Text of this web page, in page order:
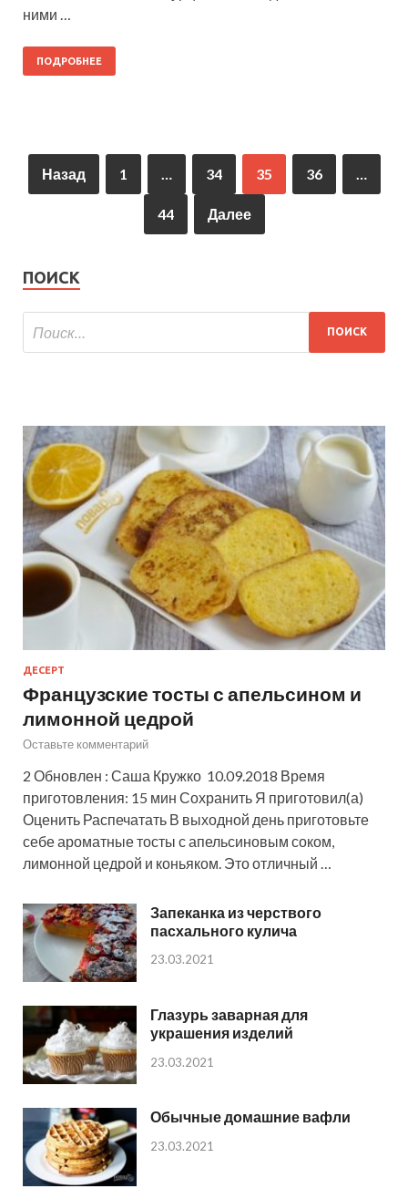
ними …
ПОДРОБНЕЕ
Назад 1 34 35 36
44 Далее
ПОИСК
ДЕСЕРТ
Французские тосты с апельсином и
лимонной цедрой
Оставьте комментарий
2 Обновлен : Саша Кружко 10.09.2018 Время
приготовления: 15 мин Сохранить Я приготовил(а)
Оценить Распечатать В выходной день приготовьте
себе ароматные тосты с апельсиновым соком,
лимонной цедрой и коньяком. Это отличный …
Запеканка из черствого
пасхального кулича
23.03.2021
Глазурь заварная для
украшения изделий
23.03.2021
Обычные домашние вафли
23.03.2021